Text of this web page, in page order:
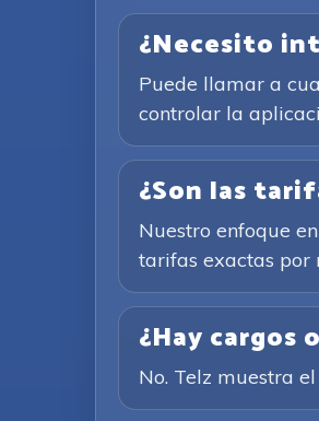
¿Necesito
Puede llamar a
controlar la
¿Son las
Nuestro enfoque
tarifas exactas por
¿Hay cargos
No. Telz muestra